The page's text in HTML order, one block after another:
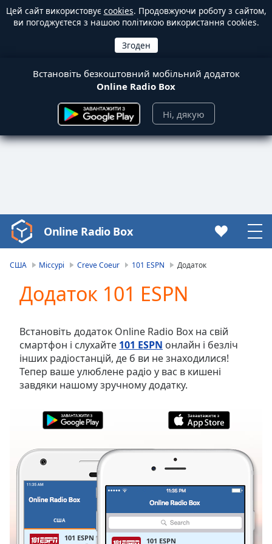
Цей сайт використовує cookies. Продовжуючи роботу з сайтом,
ви погоджуєтеся з нашою політикою використання cookies.
Встановіть безкоштовний мобільний додаток
Online Radio Box
Ні, дякую
Video
Player
Video
Skip
Backward
Skip
Forward
Mute
Current
Duration-:-
0.00%
Stream
TypeLIVE
Seek to
LIVE
Online Radio Box
США Міссурі Creve Coeur 101 ESPN Додаток
Додаток 101 ESPN
Встановіть додаток Online Radio Box на свій
смартфон і слухайте 101 ESPN онлайн і безліч
інших радіостанцій, де б ви не знаходилися!
Тепер ваше улюблене радіо у вас в кишені
завдяки нашому зручному додатку.
США
101 ESPN 101 ESPN